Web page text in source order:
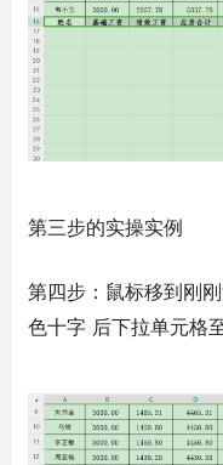
第三步的实操实例
第四步：鼠标移到刚
色十字 后下拉单元格